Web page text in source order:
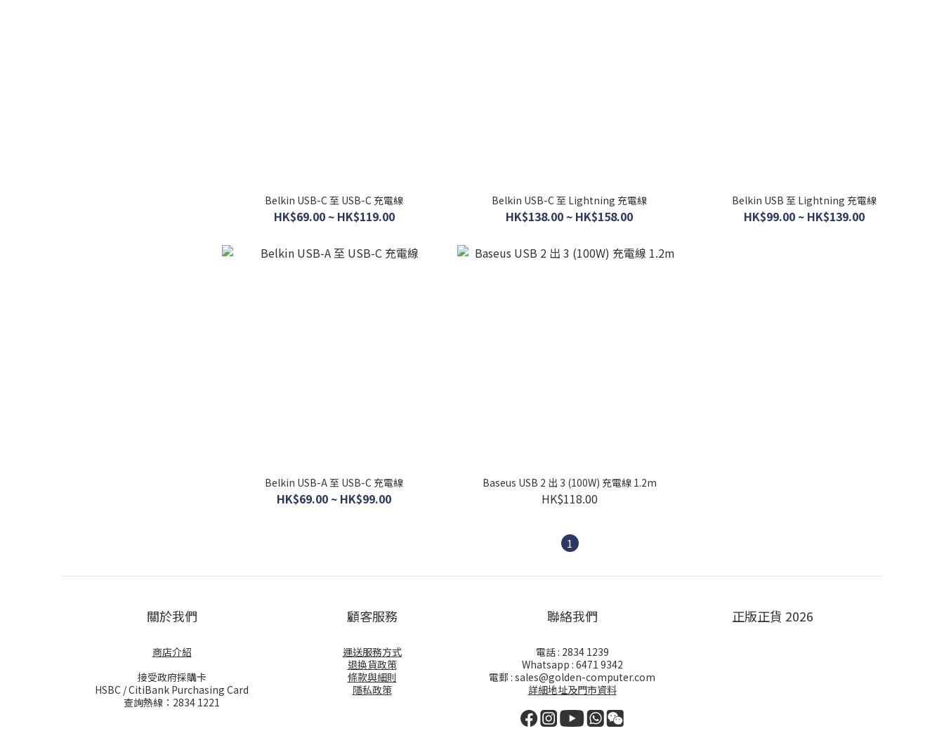
Belkin USB-C 至 USB-C 充電線
HK$69.00 ~ HK$119.00
Belkin USB-C 至 Lightning 充電線
HK$138.00 ~ HK$158.00
Belkin USB 至 Lightning 充電線
HK$99.00 ~ HK$139.00
Belkin USB-A 至 USB-C 充電線
HK$69.00 ~ HK$99.00
Baseus USB 2 出 3 (100W) 充電線 1.2m
HK$118.00
1
關於我們
商店介紹
接受政府採購卡
HSBC / CitiBank Purchasing Card
查詢熱線：2834 1221
顧客服務
運送服務方式
退換貨政策
條款與細則
隱私政策
聯絡我們
電話 : 2834 1239
Whatsapp : 6471 9342
電郵 : sales@golden-computer.com
詳細地址及門市資料
正版正貨 2026